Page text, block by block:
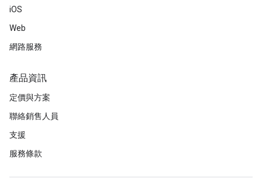
iOS
Web
網路服務
產品資訊
定價與方案
聯絡銷售人員
支援
服務條款